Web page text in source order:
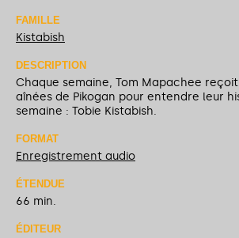
FAMILLE
Kistabish
DESCRIPTION
Chaque semaine, Tom Mapachee
aînées de Pikogan pour entendre leur
semaine : Tobie Kistabish.
FORMAT
Enregistrement audio
ÉTENDUE
66 min.
ÉDITEUR